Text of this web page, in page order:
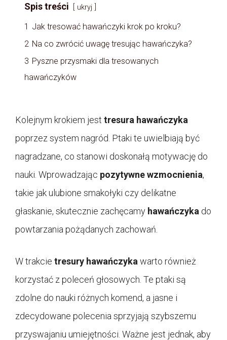
Spis treści ukryj
1 Jak tresować hawańczyki krok po kroku?
2 Na co zwrócić uwagę tresując hawańczyka?
3 Pyszne przysmaki dla tresowanych
hawańczyków
Kolejnym krokiem jest tresura hawańczyka
poprzez system nagród. Ptaki te uwielbiają być
nagradzane, co stanowi doskonałą motywację do
nauki. Wprowadzając pozytywne wzmocnienia,
takie jak ulubione smakołyki czy delikatne
głaskanie, skutecznie zachęcamy hawańczyka do
powtarzania pożądanych zachowań.
W trakcie tresury hawańczyka warto również
korzystać z poleceń głosowych. Te ptaki są
zdolne do nauki różnych komend, a jasne i
zdecydowane polecenia sprzyjają szybszemu
przyswajaniu umiejętności. Ważne jest jednak, aby